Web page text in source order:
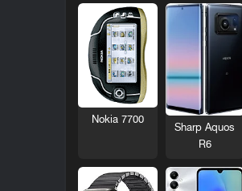
Sharp Aquos
R6
Nokia 7700